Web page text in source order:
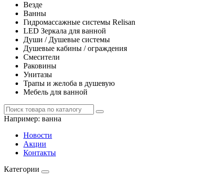
Везде
Ванны
Гидромассажные системы Relisan
LED Зеркала для ванной
Души / Душевые системы
Душевые кабины / ограждения
Смесители
Раковины
Унитазы
Трапы и желоба в душевую
Мебель для ванной
Например: ванна
Новости
Акции
Контакты
Категории